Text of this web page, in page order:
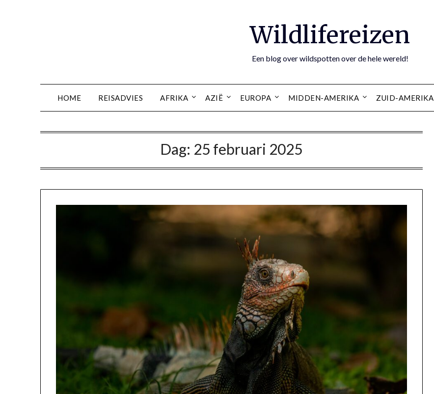
Wildlifereizen
Een blog over wildspotten over de hele wereld!
HOME REISADVIES AFRIKA AZIË EUROPA MIDDEN-AMERIKA ZUID-AMERIKA
Dag: 25 februari 2025